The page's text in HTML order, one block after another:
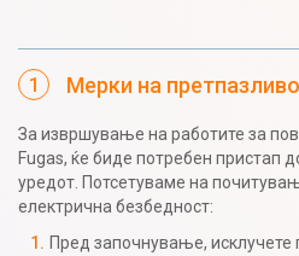
Мерки на
За извршување на работите за
Fugas, ќе биде потребен пристап
уредот. Потсетуваме на
електрична безбедност:
Пред започнување, исклучете